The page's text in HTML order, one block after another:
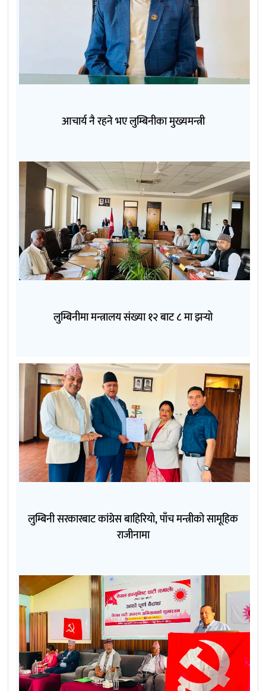
आचार्य नै रहने भए लुम्बिनीका मुख्यमन्त्री
लुम्बिनीमा मन्त्रालय संख्या १२ बाट ८ मा झर्‍यो
लुम्बिनी सरकारबाट कांग्रेस बाहिरियो, पाँच मन्त्रीको सामूहिक
राजीनामा